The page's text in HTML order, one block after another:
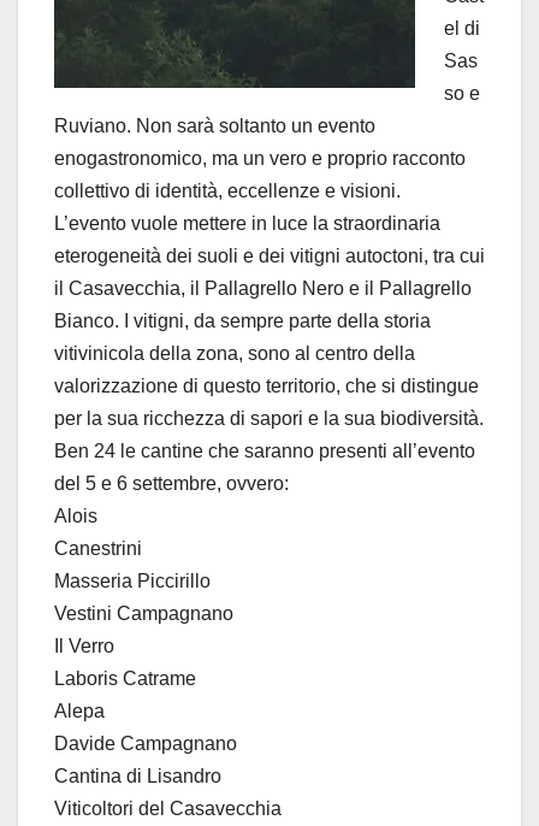
el di
Sas
so e
Ruviano. Non sarà soltanto un evento
enogastronomico, ma un vero e proprio racconto
collettivo di identità, eccellenze e visioni.
L’evento vuole mettere in luce la straordinaria
eterogeneità dei suoli e dei vitigni autoctoni, tra cui
il Casavecchia, il Pallagrello Nero e il Pallagrello
Bianco. I vitigni, da sempre parte della storia
vitivinicola della zona, sono al centro della
valorizzazione di questo territorio, che si distingue
per la sua ricchezza di sapori e la sua biodiversità.
Ben 24 le cantine che saranno presenti all’evento
del 5 e 6 settembre, ovvero:
Alois
Canestrini
Masseria Piccirillo
Vestini Campagnano
Il Verro
Laboris Catrame
Alepa
Davide Campagnano
Cantina di Lisandro
Viticoltori del Casavecchia